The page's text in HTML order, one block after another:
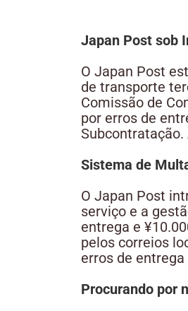
Japan Post sob
O Japan Post
de transporte
Comissão de
por erros de
Sistema de
O Japan Post
serviço e a
entrega e
pelos correios
erros de
Procurando por